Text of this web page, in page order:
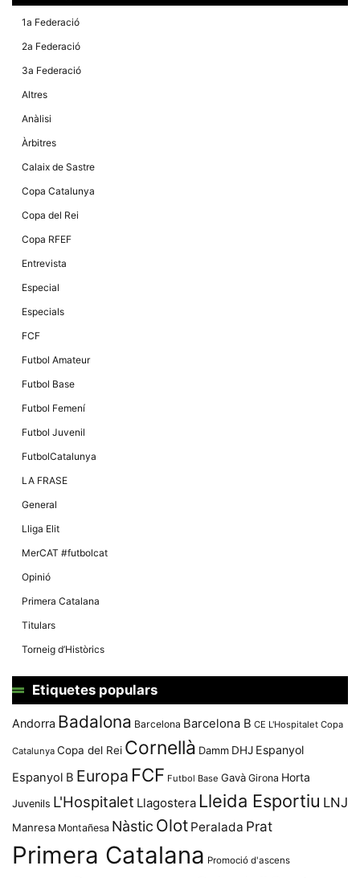
1a Federació
2a Federació
3a Federació
Altres
Anàlisi
Àrbitres
Calaix de Sastre
Copa Catalunya
Copa del Rei
Copa RFEF
Entrevista
Especial
Especials
FCF
Futbol Amateur
Futbol Base
Futbol Femení
Futbol Juvenil
FutbolCatalunya
LA FRASE
General
Lliga Elit
MerCAT #futbolcat
Opinió
Primera Catalana
Titulars
Torneig d’Històrics
Etiquetes populars
Andorra Badalona Barcelona Barcelona B CE L'Hospitalet Copa
Catalunya Copa del Rei Cornellà Damm DHJ Espanyol
Espanyol B Europa FCF Futbol Base Gavà Girona Horta
Juvenils L'Hospitalet Llagostera Lleida Esportiu LNJ
Manresa Montañesa Nàstic Olot Peralada Prat
Primera Catalana Promoció d'ascens
de manera